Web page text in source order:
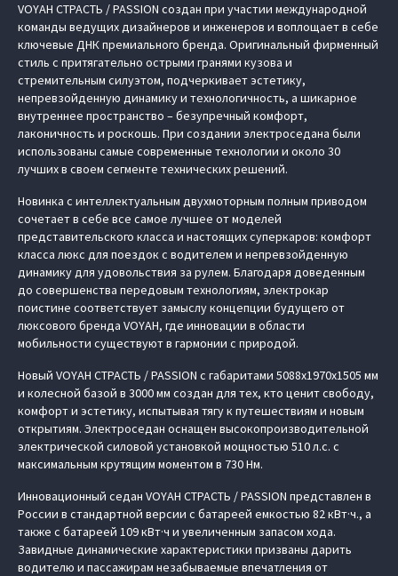
VOYAH СТРАСТЬ / PASSION создан при участии международной
команды ведущих дизайнеров и инженеров и воплощает в себе
ключевые ДНК премиального бренда. Оригинальный фирменный
стиль с притягательно острыми гранями кузова и
стремительным силуэтом, подчеркивает эстетику,
непревзойденную динамику и технологичность, а шикарное
внутреннее пространство – безупречный комфорт,
лаконичность и роскошь. При создании электроседана были
использованы самые современные технологии и около 30
лучших в своем сегменте технических решений.
Новинка с интеллектуальным двухмоторным полным приводом
сочетает в себе все самое лучшее от моделей
представительского класса и настоящих суперкаров: комфорт
класса люкс для поездок с водителем и непревзойденную
динамику для удовольствия за рулем. Благодаря доведенным
до совершенства передовым технологиям, электрокар
поистине соответствует замыслу концепции будущего от
люксового бренда VOYAH, где инновации в области
мобильности существуют в гармонии с природой.
Новый VOYAH СТРАСТЬ / PASSION с габаритами 5088х1970х1505 мм
и колесной базой в 3000 мм создан для тех, кто ценит свободу,
комфорт и эстетику, испытывая тягу к путешествиям и новым
открытиям. Электроседан оснащен высокопроизводительной
электрической силовой установкой мощностью 510 л.с. с
максимальным крутящим моментом в 730 Нм.
Инновационный седан VOYAH СТРАСТЬ / PASSION представлен в
России в стандартной версии с батареей емкостью 82 кВт·ч., а
также с батареей 109 кВт·ч и увеличенным запасом хода.
Завидные динамические характеристики призваны дарить
водителю и пассажирам незабываемые впечатления от